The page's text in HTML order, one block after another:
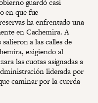
guardó casi
en que fue
ha enfrentado una
en Cachemira. A
a las calles de
exigiendo al
las cuotas asignadas a
liderada por
caminar por la cuerda